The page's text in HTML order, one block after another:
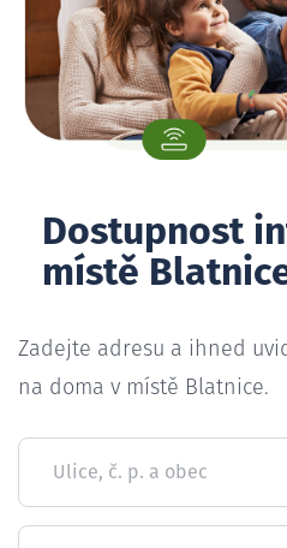
Dostupnost
místě
Zadejte adresu a ihned
na doma v místě Blatnice.
Ulice, č. p. a obec